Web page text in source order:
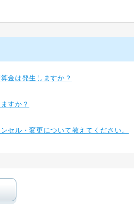
金は発生しますか？
すか？
セル・変更について教えてください。